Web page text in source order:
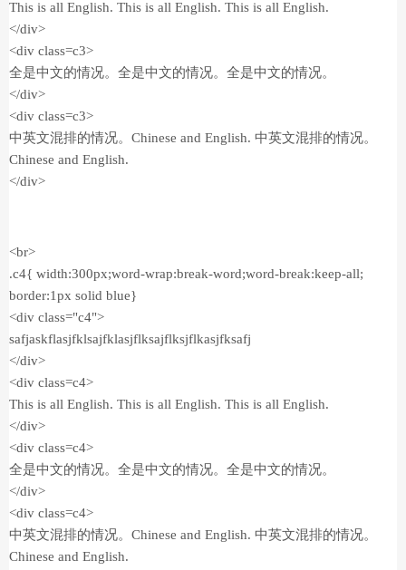
This is all English. This is all English. This is all English.
</div>
<div class=c3>
全是中文的情况。全是中文的情况。全是中文的情况。
</div>
<div class=c3>
中英文混排的情况。Chinese and English. 中英文混排的情况。
Chinese and English.
</div>
<br>
.c4{ width:300px;word-wrap:break-word;word-break:keep-all;
border:1px solid blue}
<div class="c4">
safjaskflasjfklsajfklasjflksajflksjflkasjfksafj
</div>
<div class=c4>
This is all English. This is all English. This is all English.
</div>
<div class=c4>
全是中文的情况。全是中文的情况。全是中文的情况。
</div>
<div class=c4>
中英文混排的情况。Chinese and English. 中英文混排的情况。
Chinese and English.